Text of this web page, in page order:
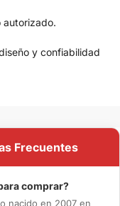
autorizado.
y confiabilidad
Frecuentes
comprar?
nacido en 2007 en